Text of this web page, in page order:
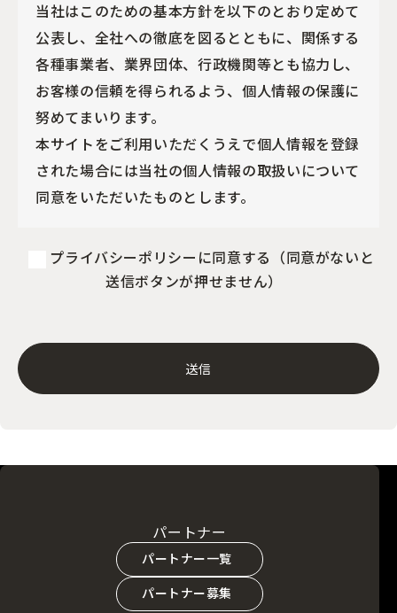
当社はこのための基本方針を以下のとおり定めて
公表し、全社への徹底を図るとともに、関係する
各種事業者、業界団体、行政機関等とも協力し、
お客様の信頼を得られるよう、個人情報の保護に
努めてまいります。
本サイトをご利用いただくうえで個人情報を登録
された場合には当社の個人情報の取扱いについて
同意をいただいたものとします。
プライバシーポリシーに同意する（同意がないと
送信ボタンが押せません）
パートナー
パートナー一覧
パートナー募集